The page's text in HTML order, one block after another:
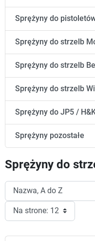
Sprężyny do
Sprężyny do strzelb
Sprężyny do strzelb
Sprężyny do strzelb
Sprężyny do JP5 /
Sprężyny pozostałe
Sprężyny do